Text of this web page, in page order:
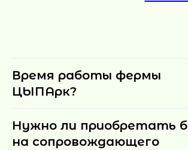
Время работы фермы
ЦЫПАрк?
Нужно ли приобретать
на сопровождающего